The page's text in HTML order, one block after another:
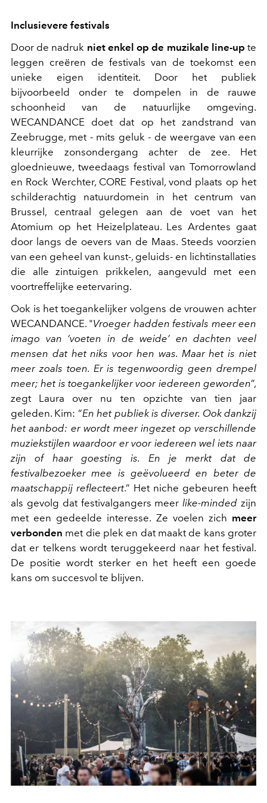
Inclusievere festivals
Door de nadruk niet enkel op de muzikale line-up te
leggen creëren de festivals van de toekomst een
unieke eigen identiteit. Door het publiek
bijvoorbeeld onder te dompelen in de rauwe
schoonheid van de natuurlijke omgeving.
WECANDANCE doet dat op het zandstrand van
Zeebrugge, met - mits geluk - de weergave van een
kleurrijke zonsondergang achter de zee. Het
gloednieuwe, tweedaags festival van Tomorrowland
en Rock Werchter, CORE Festival, vond plaats op het
schilderachtig natuurdomein in het centrum van
Brussel, centraal gelegen aan de voet van het
Atomium op het Heizelplateau. Les Ardentes gaat
door langs de oevers van de Maas. Steeds voorzien
van een geheel van kunst-, geluids- en lichtinstallaties
die alle zintuigen prikkelen, aangevuld met een
voortreffelijke eetervaring.
Ook is het toegankelijker volgens de vrouwen achter
WECANDANCE. "Vroeger hadden festivals meer een
imago van ‘voeten in de weide’ en dachten veel
mensen dat het niks voor hen was. Maar het is niet
meer zoals toen. Er is tegenwoordig geen drempel
meer; het is toegankelijker voor iedereen geworden”,
zegt Laura over nu ten opzichte van tien jaar
geleden. Kim: “En het publiek is diverser. Ook dankzij
het aanbod: er wordt meer ingezet op verschillende
muziekstijlen waardoor er voor iedereen wel iets naar
zijn of haar goesting is. En je merkt dat de
festivalbezoeker mee is geëvolueerd en beter de
maatschappij reflecteert.” Het niche gebeuren heeft
als gevolg dat festivalgangers meerlike-mindedzijn
met een gedeelde interesse. Ze voelen zich meer
verbonden met die plek en dat maakt de kans groter
dat er telkens wordt teruggekeerd naar het festival.
De positie wordt sterker en het heeft een goede
kans om succesvol te blijven.